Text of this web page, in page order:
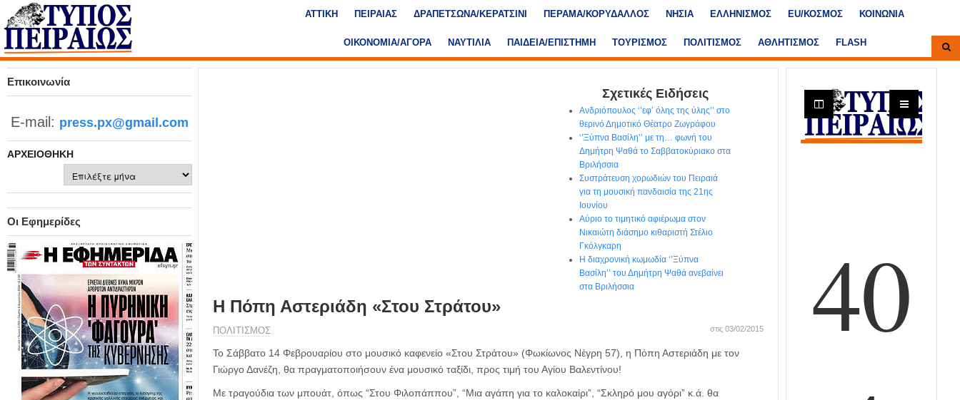
μ
ρ
ΑΤΤΙΚΗ ΠΕΙΡΑΙΑΣ ΔΡΑΠΕΤΣΩΝΑ/ΚΕΡΑΤΣΙΝΙ ΠΕΡΑΜΑ/ΚΟΡΥΔΑΛΛΟΣ ΝΗΣΙΑ ΕΛΛΗΝΙΣΜΟΣ ΕU/ΚΟΣΜΟΣ ΚΟΙΝΩΝΙΑ
ΟΙΚΟΝΟΜΙΑ/ΑΓΟΡΑ ΝΑΥΤΙΛΙΑ ΠΑΙΔΕΙΑ/ΕΠΙΣΤΗΜΗ ΤΟΥΡΙΣΜΟΣ ΠΟΛΙΤΙΣΜΟΣ ΑΘΛΗΤΙΣΜΟΣ FLASH
Επικοινωνία
E-mail: press.px@gmail.com
ΑΡΧΕΙΟΘΉΚΗ
Οι Εφημερίδες
Σχετικές Ειδήσεις
Ανδριόπουλος ‘’εφ’ όλης της ύλης’’ στο
θερινό Δημοτικό Θέατρο Ζωγράφου
‘’Ξύπνα Βασίλη’’ με τη… φωνή του
Δημήτρη Ψαθά το Σαββατοκύριακο στα
Βριλήσσια
Συστράτευση χορωδιών του Πειραιά
για τη μουσική πανδαισία της 21ης
Ιουνίου
Αύριο το τιμητικό αφιέρωμα στον
Νικαιώτη διάσημο κιθαριστή Στέλιο
Γκόλγκαρη
Η διαχρονική κωμωδία ‘’Ξύπνα
Βασίλη’’ του Δημήτρη Ψαθά ανεβαίνει
στα Βριλήσσια
Η Πόπη Αστεριάδη «Στου Στράτου»
ΠΟΛΙΤΙΣΜΟΣ στις 03/02/2015
Το Σάββατο 14 Φεβρουαρίου στο μουσικό καφενείο «Στου Στράτου» (Φωκίωνος Νέγρη 57), η Πόπη Αστεριάδη με τον
Γιώργο Δανέζη, θα πραγματοποιήσουν ένα μουσικό ταξίδι, προς τιμή του Αγίου Βαλεντίνου!
Με τραγούδια των μπουάτ, όπως “Στου Φιλοπάππου”, “Μια αγάπη για το καλοκαίρι”, “Σκληρό μου αγόρι” κ.ά. θα